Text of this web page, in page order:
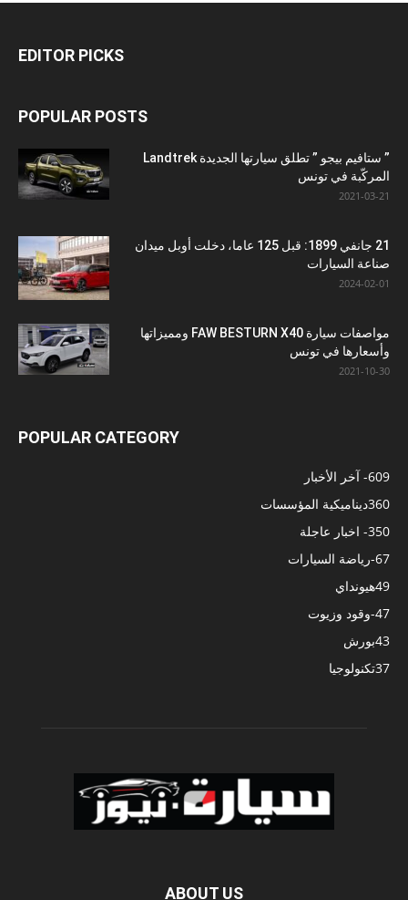
EDITOR PICKS
POPULAR POSTS
” ستافيم بيجو ” تطلق سيارتها الجديدة Landtrek
المركّبة في تونس
2021-03-21
21 جانفي 1899: قبل 125 عاما، دخلت أوبل ميدان
صناعة السيارات
2024-02-01
مواصفات سيارة FAW BESTURN X40 ومميزاتها
وأسعارها في تونس
2021-10-30
POPULAR CATEGORY
- آخر الأخبار609
ديناميكية المؤسسات360
- اخبار عاجلة350
-رياضة السيارات67
هيونداي49
-وقود وزيوت47
بورش43
تكنولوجيا37
ABOUT US